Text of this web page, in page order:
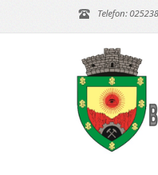
Telefon: